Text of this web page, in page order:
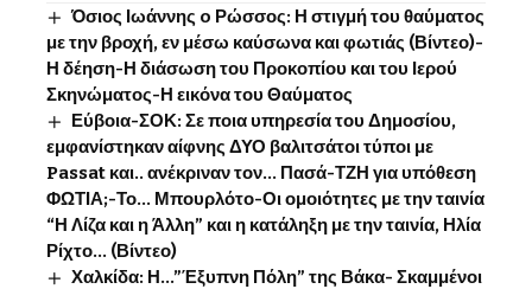
Όσιος Ιωάννης o Ρώσσος: Η στιγμή του θαύματος
με την βροχή, εν μέσω καύσωνα και φωτιάς (Βίντεο)-
Η δέηση-Η διάσωση του Προκοπίου και του Ιερού
Σκηνώματος-Η εικόνα του Θαύματος
Εύβοια-ΣΟΚ: Σε ποια υπηρεσία του Δημοσίου,
εμφανίστηκαν αίφνης ΔΥΟ βαλιτσάτοι τύποι με
Passat και.. ανέκριναν τον… Πασά-ΤΖΗ για υπόθεση
ΦΩΤΙΑ;-Το… Μπουρλότο-Οι ομοιότητες με την ταινία
“Η Λίζα και η Άλλη” και η κατάληξη με την ταινία, Ηλία
Ρίχτο… (Βίντεο)
Χαλκίδα: Η…”Έξυπνη Πόλη” της Βάκα- Σκαμμένοι